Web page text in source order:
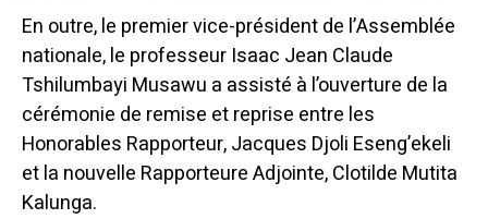
En outre, le premier vice-président de l’Assemblée
nationale, le professeur Isaac Jean Claude
Tshilumbayi Musawu a assisté à l’ouverture de la
cérémonie de remise et reprise entre les
Honorables Rapporteur, Jacques Djoli Eseng’ekeli
et la nouvelle Rapporteure Adjointe, Clotilde Mutita
Kalunga.